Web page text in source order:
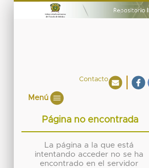
Contacto
Menú
Página no encontrada
La página a la que está
intentando acceder no se ha
encontrado en el servidor